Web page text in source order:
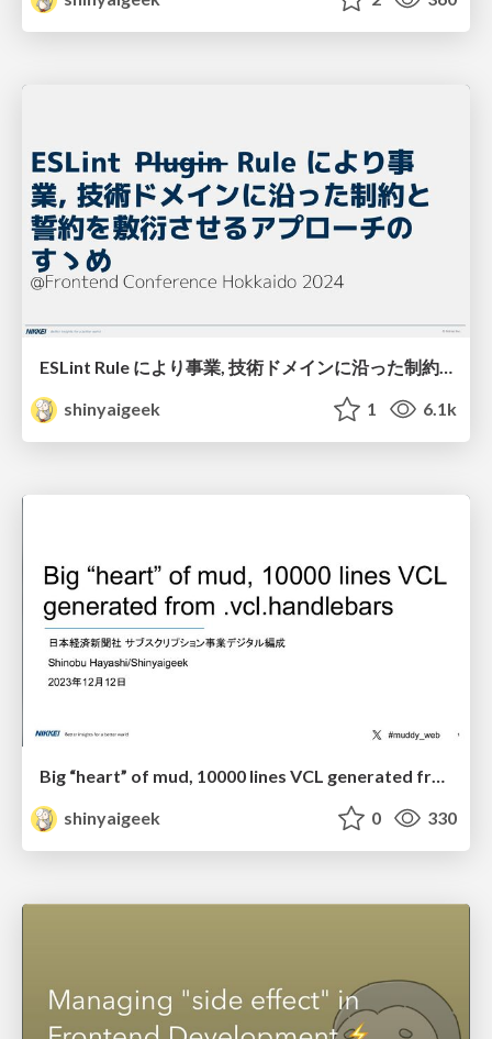
shinyaigeek
1 6.1k
Big “heart” of mud, 10000 lines VCL generated from .vcl.handlebars
shinyaigeek
0 330